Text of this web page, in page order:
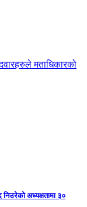
मताधिकारको
अध्यक्षतामा ३०